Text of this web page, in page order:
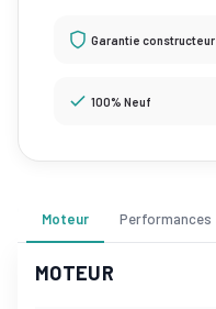
Garantie constructeur
100% Neuf
Moteur Performances
MOTEUR